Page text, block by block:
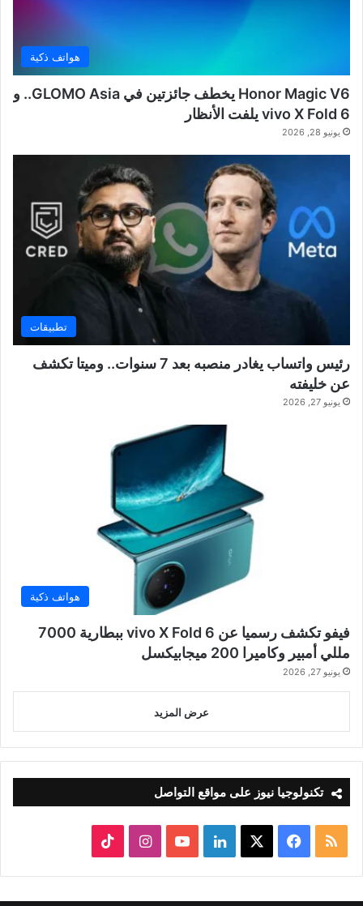
هواتف ذكية
Honor Magic V6 يخطف جائزتين في GLOMO Asia.. و
vivo X Fold 6 يلفت الأنظار
يونيو 28, 2026
تطبيقات
رئيس واتساب يغادر منصبه بعد 7 سنوات.. وميتا تكشف
عن خليفته
يونيو 27, 2026
هواتف ذكية
فيفو تكشف رسميا عن vivo X Fold 6 ببطارية 7000
مللي أمبير وكاميرا 200 ميجابيكسل
يونيو 27, 2026
عرض المزيد
تكنولوجيا نيوز على مواقع التواصل
ملخص
الموقع
فيسبوك لينكدإن‫YouTubeانستقرام